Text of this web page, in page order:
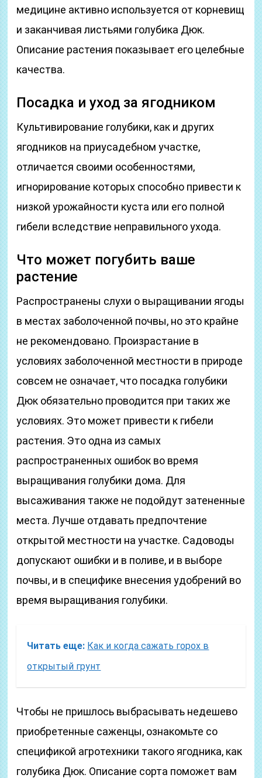
медицине активно используется от корневищ
и заканчивая листьями голубика Дюк.
Описание растения показывает его целебные
качества.
Посадка и уход за ягодником
Культивирование голубики, как и других
ягодников на приусадебном участке,
отличается своими особенностями,
игнорирование которых способно привести к
низкой урожайности куста или его полной
гибели вследствие неправильного ухода.
Что может погубить ваше
растение
Распространены слухи о выращивании ягоды
в местах заболоченной почвы, но это крайне
не рекомендовано. Произрастание в
условиях заболоченной местности в природе
совсем не означает, что посадка голубики
Дюк обязательно проводится при таких же
условиях. Это может привести к гибели
растения. Это одна из самых
распространенных ошибок во время
выращивания голубики дома. Для
высаживания также не подойдут затененные
места. Лучше отдавать предпочтение
открытой местности на участке. Садоводы
допускают ошибки и в поливе, и в выборе
почвы, и в специфике внесения удобрений во
время выращивания голубики.
Читать еще: Как и когда сажать горох в
открытый грунт
Чтобы не пришлось выбрасывать недешево
приобретенные саженцы, ознакомьте со
спецификой агротехники такого ягодника, как
голубика Дюк. Описание сорта поможет вам